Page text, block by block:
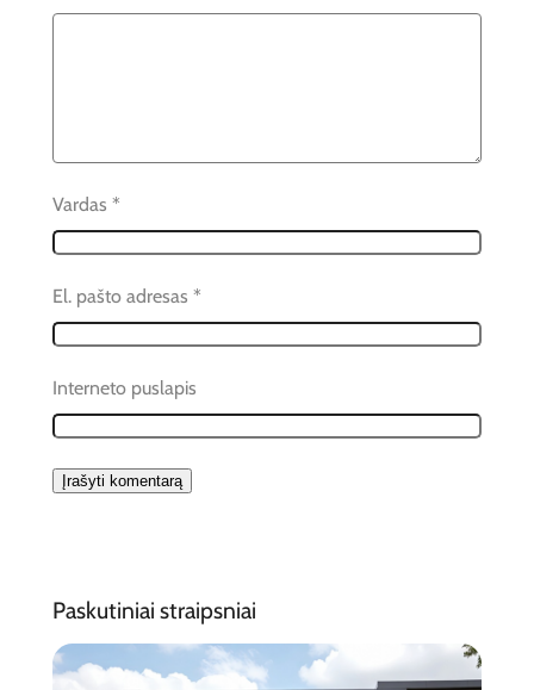
Vardas *
El. pašto adresas *
Interneto puslapis
Paskutiniai straipsniai